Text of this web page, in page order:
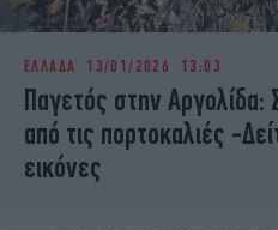
ΕΛΛΑΔΑ 13/01/2026 13:03
Παγετός στην Αργολίδα:
από τις πορτοκαλιές -
εικόνες